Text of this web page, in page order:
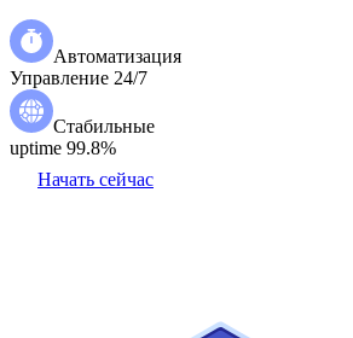
Автоматизация
Управление 24/7
Стабильные
uptime 99.8%
Начать сейчас